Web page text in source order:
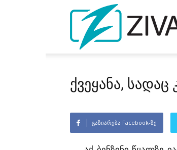
ქვეყანა,
გაზიარება Facebook-ზე